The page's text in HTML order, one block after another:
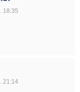
18:35
21:14